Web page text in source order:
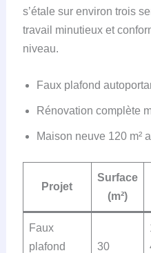
s’étale sur environ trois
travail minutieux et
niveau.
Faux plafond
Rénovation complète
Maison neuve 120 m²
Projet
Surface
(m²)
Faux
plafond
30